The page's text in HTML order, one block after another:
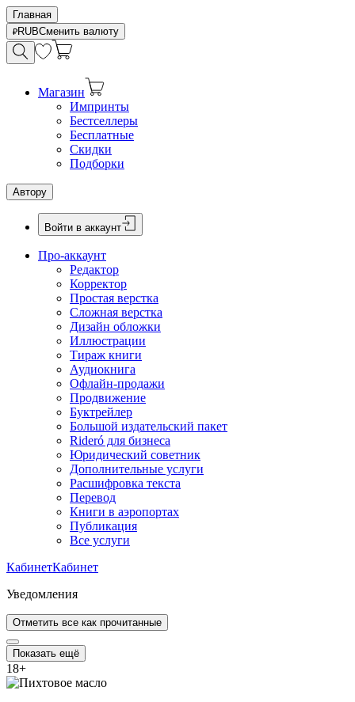
Главная
RUBСменить валюту
Магазин
Импринты
Бестселлеры
Бесплатные
Скидки
Подборки
Автору
Войти в аккаунт
Про-аккаунт
Редактор
Корректор
Простая верстка
Сложная верстка
Дизайн обложки
Иллюстрации
Тираж книги
Аудиокнига
Офлайн-продажи
Продвижение
Буктрейлер
Большой издательский пакет
Rideró для бизнеса
Юридический советник
Дополнительные услуги
Расшифровка текста
Перевод
Книги в аэропортах
Публикация
Все услуги
КабинетКабинет
Уведомления
Отметить все как прочитанные
Показать ещё
18+